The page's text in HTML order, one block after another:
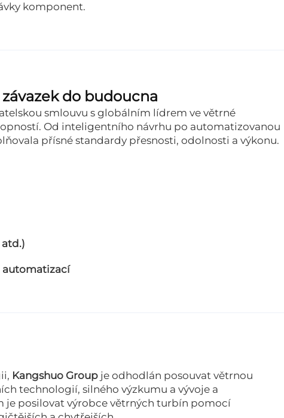
komponent.
do budoucna
smlouvu s globálním lídrem ve větrné
Od inteligentního návrhu po automatizovanou
přísné standardy přesnosti, odolnosti a výkonu.
automatizací
Kangshuo Group je odhodlán posouvat větrnou
technologií, silného výzkumu a vývoje a
je posilovat výrobce větrných turbín pomocí